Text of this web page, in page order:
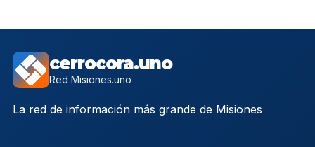
cerrocora.uno
Red Misiones.uno
La red de información más grande de Misiones